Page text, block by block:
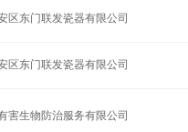
区东门联发瓷器有限公司
区东门联发瓷器有限公司
害生物防治服务有限公司